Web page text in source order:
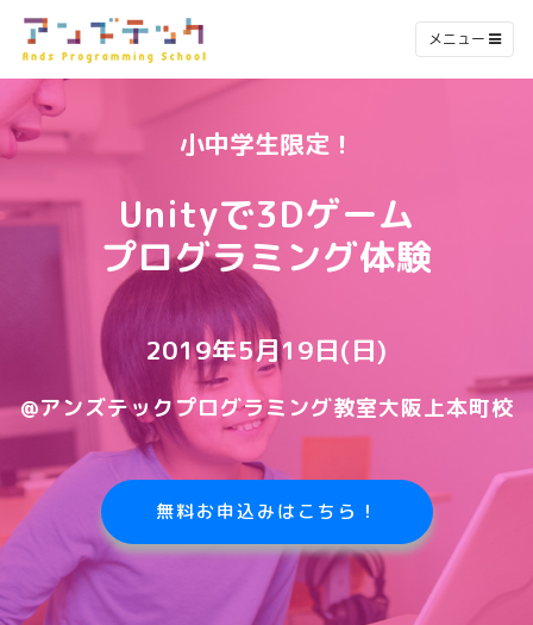
メニュー
小中学生限定！
Unityで3Dゲーム
プログラミング体験
2019年5月19日(日)
@アンズテックプログラミング教室大阪上本町校
無料お申込みはこちら！